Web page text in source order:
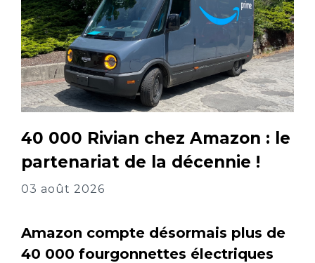
40 000 Rivian chez Amazon : le
partenariat de la décennie !
03 août 2026
Amazon compte désormais plus de
40 000 fourgonnettes électriques